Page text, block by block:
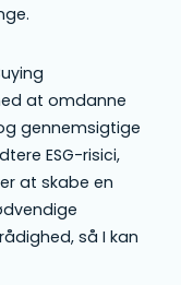
at omdanne
gennemsigtige
ESG-risici,
at skabe en
så I kan